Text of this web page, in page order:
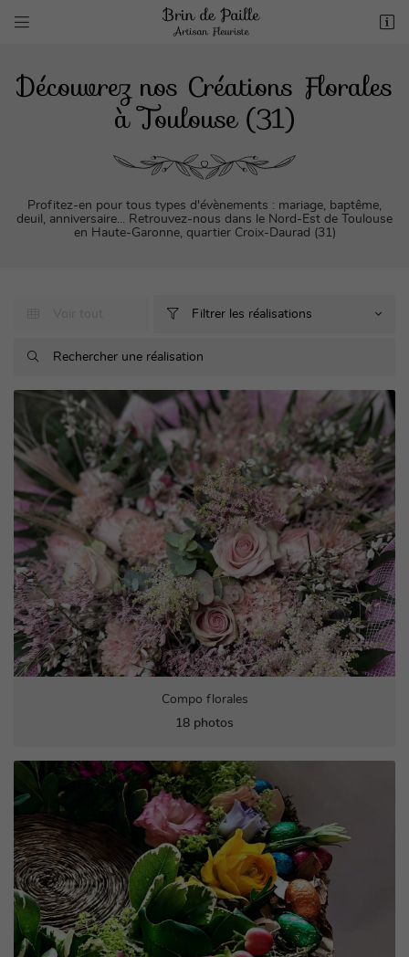
 
05 61 99 82 28
En cochant cette case, vous consentez à recevoir nos propositions commerciales à
l'adresse email indiqué ci-dessus. Vous pouvez vous désinscrire à tout moment en
utilisant
le formulaire de désinscription
Inscription
Découvrez nos Créations Florales
à Toulouse (31)
Profitez-en pour tous types d'évènements : mariage, baptême,
deuil, anniversaire... Retrouvez-nous dans le Nord-Est de Toulouse
en Haute-Garonne, quartier Croix-Daurad (31)
 Filtrer les réalisations

Compo florales
18 photos